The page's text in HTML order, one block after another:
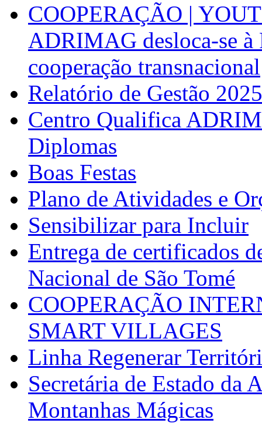
COOPERAÇÃO |
ADRIMAG desloca-se
cooperação transnacional
Relatório de Gestão 2025
Centro Qualifica
Diplomas
Boas Festas
Plano de Atividades e
Sensibilizar para Incluir
Entrega de certificados
Nacional de São Tomé
COOPERAÇÃO
SMART VILLAGES
Linha Regenerar
Secretária de Estado da
Montanhas Mágicas